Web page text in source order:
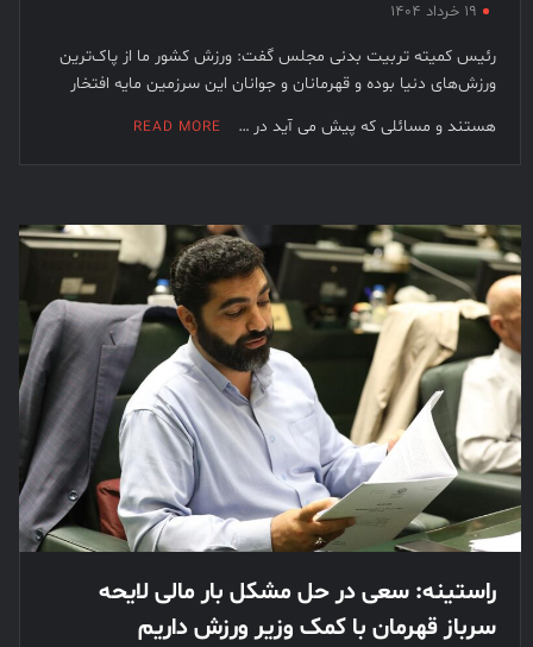
۱۹ خرداد ۱۴۰۴
رئیس کمیته تربیت بدنی مجلس گفت: ورزش کشور ما از پاک‌ترین
ورزش‌های دنیا بوده و قهرمانان و جوانان این سرزمین مایه افتخار
هستند و مسائلی که پیش می آید در …
READ MORE
راستینه: سعی در حل مشکل بار مالی لایحه
سرباز قهرمان با کمک وزیر ورزش داریم